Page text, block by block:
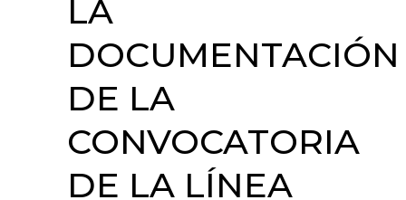
LA
DOCUMENTACIÓN
DE LA
CONVOCATORIA
DE LA LÍNEA